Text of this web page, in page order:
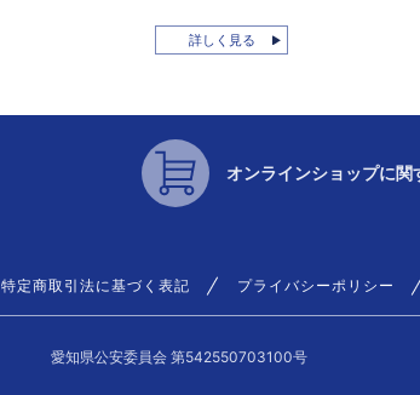
詳しく見る
オンラインショップに関
特定商取引法に基づく表記 プライバシーポリシー
愛知県公安委員会 第542550703100号